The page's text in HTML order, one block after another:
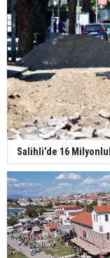
Salihli’de 16